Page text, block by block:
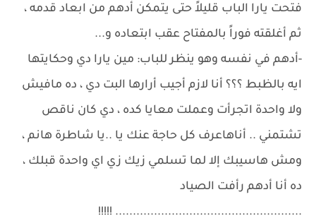
فتحت يارا الباب قليلاً حتى يتمكن أدهم من ابعاد قدمه ،
ثم أغلقته فوراً بالمفتاح عقب ابتعاده و...
-أدهم في نفسه وهو ينظر للباب: مين يارا دي وحكايتها
ايه بالظبط ؟؟؟ أنا لازم أجيب أرارها البت دي ، ده مافيش
ولا واحدة اتجرأت وعملت معايا كده ، دي كان ناقص
تشتمني .. أناهاعرف كل حاجة عنك يا ..يا شاطرة هانم ،
ومش هاسيبك إلا لما تسلمي زيك زي اي واحدة قبلك ،
ده أنا أدهم رأفت الصياد
..................................................... !!!!!